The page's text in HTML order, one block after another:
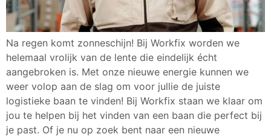
Na regen komt zonneschijn! Bij Workfix worden we
helemaal vrolijk van de lente die eindelijk écht
aangebroken is. Met onze nieuwe energie kunnen we
weer volop aan de slag om voor jullie de juiste
logistieke baan te vinden! Bij Workfix staan we klaar om
jou te helpen bij het vinden van een baan die perfect bij
je past. Of je nu op zoek bent naar een nieuwe